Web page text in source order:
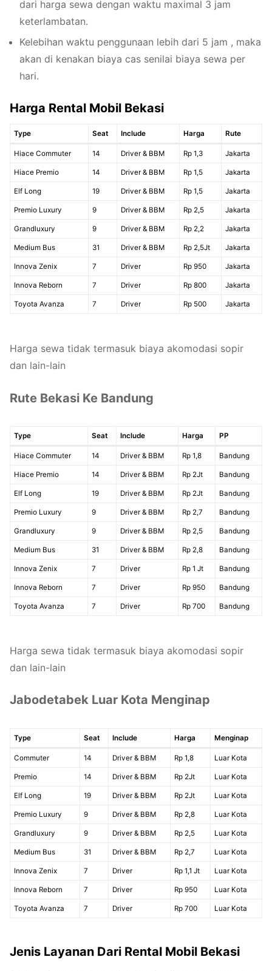
dari harga sewa dengan waktu maximal 3 jam
keterlambatan.
Kelebihan waktu penggunaan lebih dari 5 jam , maka
akan di kenakan biaya cas senilai biaya sewa per
hari.
Harga Rental Mobil Bekasi
Type Seat Include Harga Rute
Hiace Commuter 14 Driver & BBM Rp 1,3 Jakarta
Hiace Premio 14 Driver & BBM Rp 1,5 Jakarta
Elf Long 19 Driver & BBM Rp 1,5 Jakarta
Premio Luxury 9 Driver & BBM Rp 2,5 Jakarta
Grandluxury 9 Driver & BBM Rp 2,2 Jakarta
Medium Bus 31 Driver & BBM Rp 2,5Jt Jakarta
Innova Zenix 7 Driver Rp 950 Jakarta
Innova Reborn 7 Driver Rp 800 Jakarta
Toyota Avanza 7 Driver Rp 500 Jakarta
Harga sewa tidak termasuk biaya akomodasi sopir
dan lain-lain
Rute Bekasi Ke Bandung
Type Seat Include Harga PP
Hiace Commuter 14 Driver & BBM Rp 1,8 Bandung
Hiace Premio 14 Driver & BBM Rp 2Jt Bandung
Elf Long 19 Driver & BBM Rp 2Jt Bandung
Premio Luxury 9 Driver & BBM Rp 2,7 Bandung
Grandluxury 9 Driver & BBM Rp 2,5 Bandung
Medium Bus 31 Driver & BBM Rp 2,8 Bandung
Innova Zenix 7 Driver Rp 1 Jt Bandung
Innova Reborn 7 Driver Rp 950 Bandung
Toyota Avanza 7 Driver Rp 700 Bandung
Harga sewa tidak termasuk biaya akomodasi sopir
dan lain-lain
Jabodetabek Luar Kota Menginap
Type Seat Include Harga Menginap
Commuter 14 Driver & BBM Rp 1,8 Luar Kota
Premio 14 Driver & BBM Rp 2Jt Luar Kota
Elf Long 19 Driver & BBM Rp 2Jt Luar Kota
Premio Luxury 9 Driver & BBM Rp 2,8 Luar Kota
Grandluxury 9 Driver & BBM Rp 2,5 Luar Kota
Medium Bus 31 Driver & BBM Rp 2,7 Luar Kota
Innova Zenix 7 Driver Rp 1,1 Jt Luar Kota
Innova Reborn 7 Driver Rp 950 Luar Kota
Toyota Avanza 7 Driver Rp 700 Luar Kota
Jenis Layanan Dari Rental Mobil Bekasi